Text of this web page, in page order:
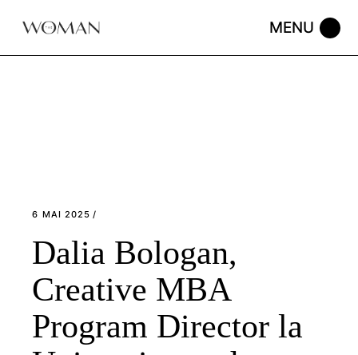
6 MAI 2025
Dalia Bologan,
Creative MBA
Program Director la